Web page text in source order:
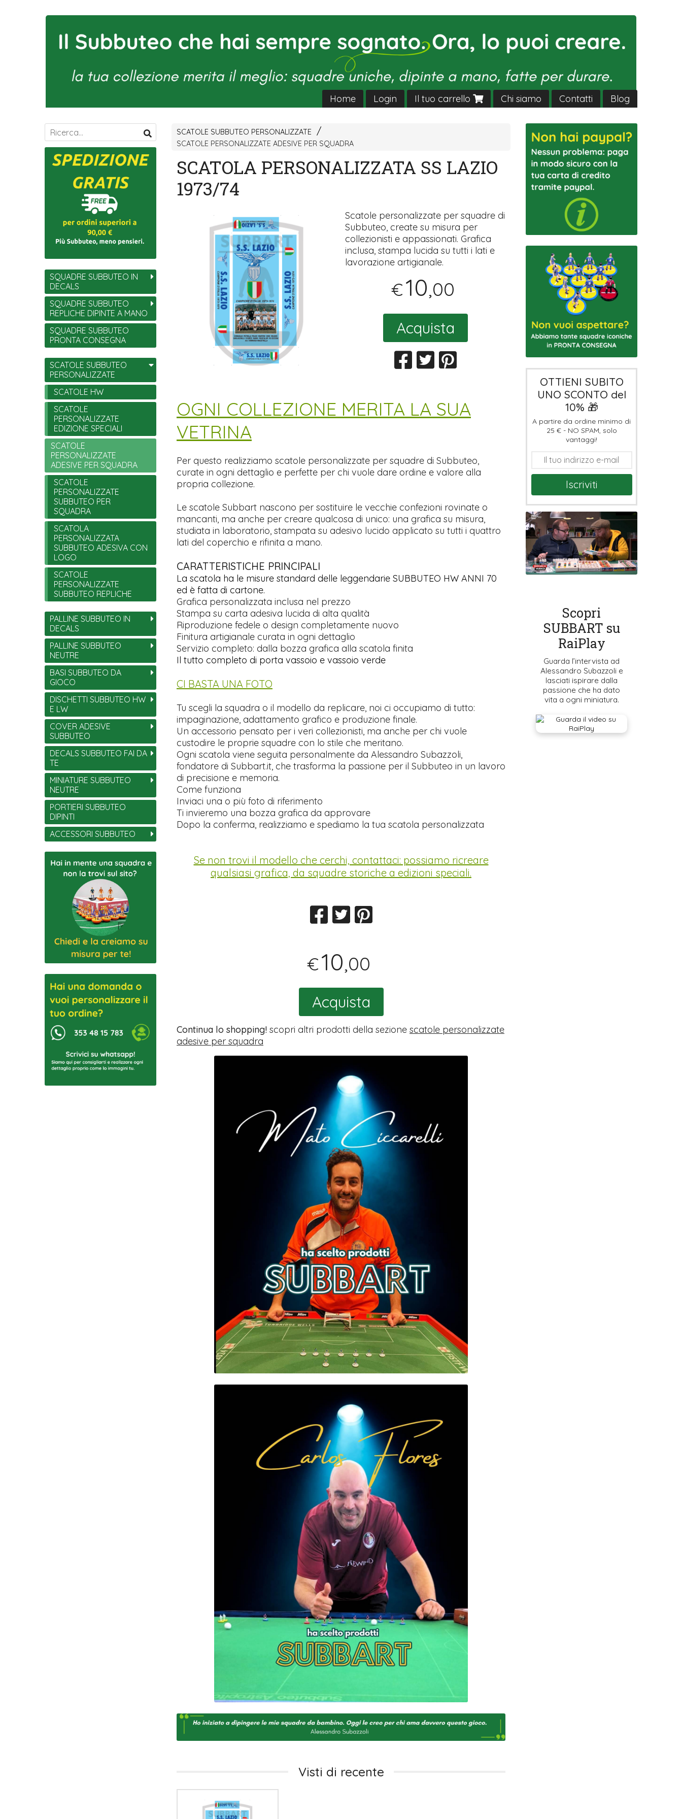
Home Login Il tuo carrello Chi siamo Contatti Blog
SCATOLE SUBBUTEO PERSONALIZZATE
SCATOLE PERSONALIZZATE ADESIVE PER SQUADRA
SCATOLA PERSONALIZZATA SS LAZIO
1973/74
Scatole personalizzate per squadre di
Subbuteo, create su misura per
collezionisti e appassionati. Grafica
inclusa, stampa lucida su tutti i lati e
lavorazione artigianale.
€10,00
Acquista
​OGNI COLLEZIONE MERITA LA SUA
VETRINA
Per questo realizziamo scatole personalizzate per squadre di Subbuteo,
curate in ogni dettaglio e perfette per chi vuole dare ordine e valore alla
propria collezione.
Le scatole Subbart nascono per sostituire le vecchie confezioni rovinate o
mancanti, ma anche per creare qualcosa di unico: una grafica su misura,
studiata in laboratorio, stampata su adesivo lucido applicato su tutti i quattro
lati del coperchio e rifinita a mano.
CARATTERISTICHE PRINCIPALI
La scatola ha le misure standard delle leggendarie SUBBUTEO HW ANNI 70
ed è fatta di cartone.
Grafica personalizzata inclusa nel prezzo
Stampa su carta adesiva lucida di alta qualità
Riproduzione fedele o design completamente nuovo
Finitura artigianale curata in ogni dettaglio
Servizio completo: dalla bozza grafica alla scatola finita
Il tutto completo di porta vassoio e vassoio verde
CI BASTA UNA FOTO
Tu scegli la squadra o il modello da replicare, noi ci occupiamo di tutto:
impaginazione, adattamento grafico e produzione finale.
Un accessorio pensato per i veri collezionisti, ma anche per chi vuole
custodire le proprie squadre con lo stile che meritano.
Ogni scatola viene seguita personalmente da Alessandro Subazzoli,
fondatore di Subbart.it, che trasforma la passione per il Subbuteo in un lavoro
di precisione e memoria.
Come funziona
Inviaci una o più foto di riferimento
Ti invieremo una bozza grafica da approvare
Dopo la conferma, realizziamo e spediamo la tua scatola personalizzata
Se non trovi il modello che cerchi, contattaci: possiamo ricreare
qualsiasi grafica, da squadre storiche a edizioni speciali.
€10,00
Acquista
Continua lo shopping!scopri altri prodotti della sezione scatole personalizzate
adesive per squadra
Visti di recente
SQUADRE SUBBUTEO IN
DECALS
SQUADRE SUBBUTEO
REPLICHE DIPINTE A MANO
SQUADRE SUBBUTEO
PRONTA CONSEGNA
SCATOLE SUBBUTEO
PERSONALIZZATE
SCATOLE HW
SCATOLE
PERSONALIZZATE
EDIZIONE SPECIALI
SCATOLE
PERSONALIZZATE
ADESIVE PER SQUADRA
SCATOLE
PERSONALIZZATE
SUBBUTEO PER
SQUADRA
SCATOLA
PERSONALIZZATA
SUBBUTEO ADESIVA CON
LOGO
SCATOLE
PERSONALIZZATE
SUBBUTEO REPLICHE
PALLINE SUBBUTEO IN
DECALS
PALLINE SUBBUTEO
NEUTRE
BASI SUBBUTEO DA
GIOCO
DISCHETTI SUBBUTEO HW
E LW
COVER ADESIVE
SUBBUTEO
DECALS SUBBUTEO FAI DA
TE
MINIATURE SUBBUTEO
NEUTRE
PORTIERI SUBBUTEO
DIPINTI
ACCESSORI SUBBUTEO
OTTIENI SUBITO
UNO SCONTO del
10% 🎁
A partire da ordine minimo di
25 € - NO SPAM, solo
vantaggi!
Iscriviti
Scopri
SUBBART su
RaiPlay
Guarda l’intervista ad
Alessandro Subazzoli e
lasciati ispirare dalla
passione che ha dato
vita a ogni miniatura.